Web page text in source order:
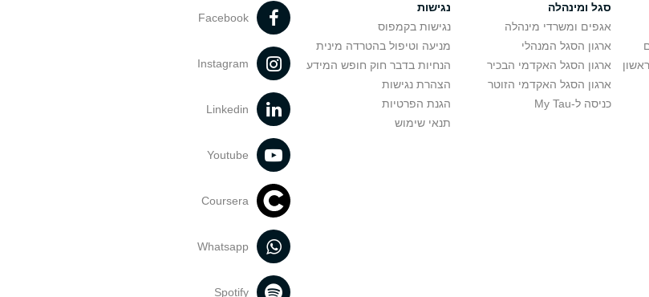
סגל ומינהלה
אגפים ומשרדי מינהלה
ארגון הסגל המנהלי
ארגון הסגל האקדמי הבכיר
ארגון הסגל האקדמי הזוטר
כניסה ל-My Tau
נגישות
נגישות בקמפוס
מניעה וטיפול בהטרדה מינית
הנחיות בדבר חוק חופש המידע
הצהרת נגישות
הגנת הפרטיות
תנאי שימוש
Facebook
Instagram
Linkedin
Youtube
Coursera
Whatsapp
Spotify